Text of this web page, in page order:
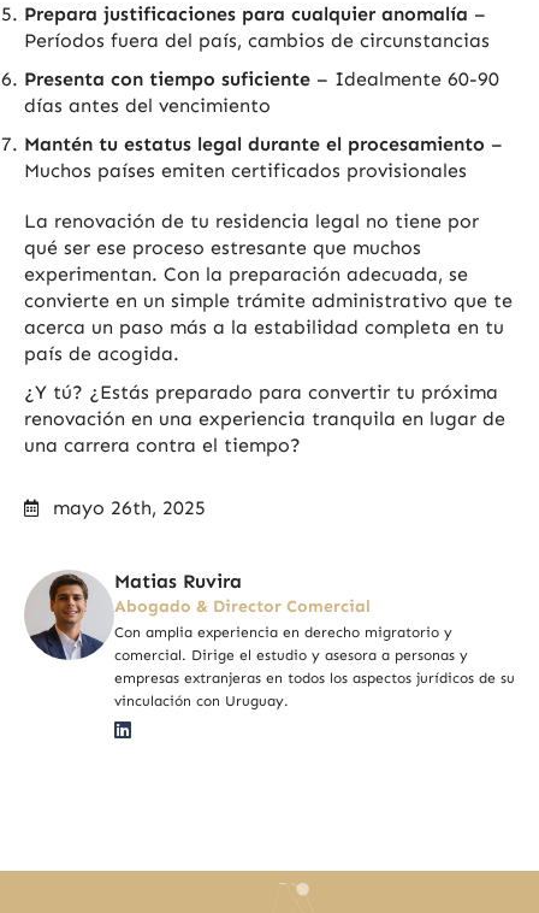
Prepara justificaciones para cualquier anomalía –
Períodos fuera del país, cambios de circunstancias
Presenta con tiempo suficiente – Idealmente 60-90
días antes del vencimiento
Mantén tu estatus legal durante el procesamiento –
Muchos países emiten certificados provisionales
La renovación de tu residencia legal no tiene por
qué ser ese proceso estresante que muchos
experimentan. Con la preparación adecuada, se
convierte en un simple trámite administrativo que te
acerca un paso más a la estabilidad completa en tu
país de acogida.
¿Y tú? ¿Estás preparado para convertir tu próxima
renovación en una experiencia tranquila en lugar de
una carrera contra el tiempo?
mayo 26th, 2025
Matias Ruvira
Abogado & Director Comercial
Con amplia experiencia en derecho migratorio y
comercial. Dirige el estudio y asesora a personas y
empresas extranjeras en todos los aspectos jurídicos de su
vinculación con Uruguay.